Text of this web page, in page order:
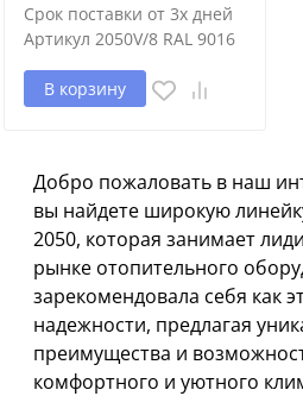
Срок поставки от 3х дней
Артикул 2050V/8 RAL 9016
В корзину
Добро пожаловать в наш
вы найдете широкую
2050, которая занимает
рынке отопительного
зарекомендовала себя как
надежности, предлагая
преимущества и
комфортного и уютного